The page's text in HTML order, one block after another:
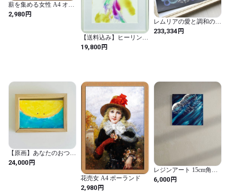
薪を集める女性 A4 オラ
ンダ
2,980円
【送料込み】ヒーリング
アート Kristine Hegre
Paradise Parrot 飛翔 フレ
アート 北欧デザイン 抽
象絵画 インテリアアー
ト 壁掛けアート アート
ポスター モダンインテ
リア アート作品 絵画販
売 ギャラリー展示 高級
インテリア 北欧アーテ
ィスト 水彩アート 癒し
空間 リビングアート プ
レゼント ギフトアート
絵画 アート 店舗 事務所
カフェ 飲食店）
19,800円
レムリアの愛と調和の空
間を創造する【special
amulet】レムリアlemuria
233,334円
【原画】あなたのおつき
さま
AOS0014*
24,000円
花売女 A4 ポーランド
2,980円
レジンアート 15cm角
Cosmic Blue
6,000円